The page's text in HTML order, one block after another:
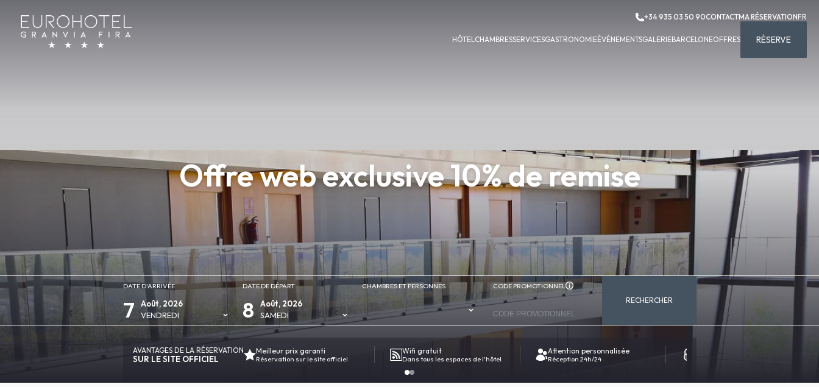
+34 935 03 50 90CONTACTMA RÉSERVATIONFR
HÔTELCHAMBRESSERVICESGASTRONOMIEÉVÉNEMENTSGALERIEBARCELONEOFFRES RÉSERVE
Offre web exclusive 10% de remise
DATE D'ARRIVÉE
7
Août, 2026
VENDREDI
DATE DE DÉPART
8
Août, 2026
SAMEDI
CHAMBRES ET PERSONNES CODE PROMOTIONNEL
RECHERCHER
AVANTAGES DE LA RÉSERVATION
SUR LE SITE OFFICIEL
Meilleur prix garanti
Réservation sur le site officiel
Wifi gratuit
Dans tous les espaces de l'hôtel
Attention personnalisée
Réception 24h/24